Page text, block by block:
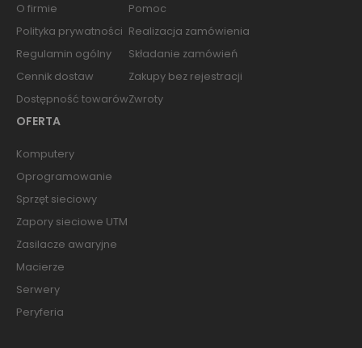
O firmie
Polityka prywatności
Regulamin ogólny
Cennik dostaw
Dostępność towarów
Pomoc
Realizacja zamówienia
Składanie zamówień
Zakupy bez rejestracji
Zwroty
OFERTA
Komputery
Oprogramowanie
Sprzęt sieciowy
Zapory sieciowe UTM
Zasilacze awaryjne
Macierze
Serwery
Peryferia